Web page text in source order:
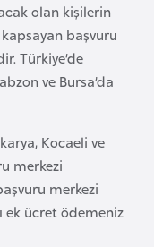
olan kişilerin
başvuru
Türkiye’de
ve Bursa’da
Kocaeli ve
merkezi
merkezi
ek ücret ödemeniz